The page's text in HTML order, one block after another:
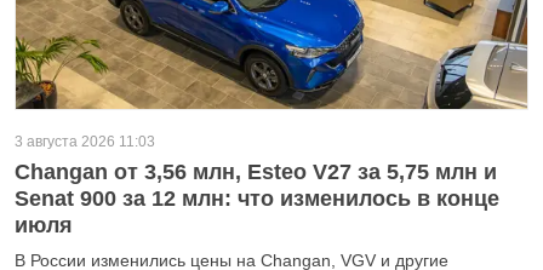
3 августа 2026 11:03
Changan от 3,56 млн, Esteo V27 за 5,75 млн и
Senat 900 за 12 млн: что изменилось в конце
июля
В России изменились цены на Changan, VGV и другие